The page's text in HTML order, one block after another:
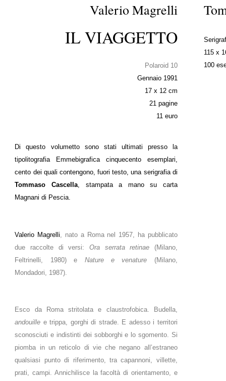
Valerio Magrelli
IL VIAGGETTO
Polaroid 10
Gennaio 1991
17 x 12 cm
21 pagine
11 euro
Di questo volumetto sono stati ultimati presso la
tipolitografia Emmebigrafica cinquecento esemplari,
cento dei quali contengono, fuori testo, una serigrafia di
Tommaso Cascella, stampata a mano su carta
Magnani di Pescia.
Valerio Magrelli , nato a Roma nel 1957, ha pubblicato
due raccolte di versi: Ora serrata retinae (Milano,
Feltrinelli, 1980) e Nature e venature (Milano,
Mondadori, 1987).
Esco da Roma stritolata e claustrofobica. Budella,
andouille e trippa, gorghi di strade. E adesso i territori
sconosciuti e indistinti dei sobborghi e lo sgomento. Si
piomba in un reticolo di vie che negano all’estraneo
qualsiasi punto di riferimento, tra capannoni, villette,
prati, campi. Annichilisce la facoltà di orientamento, e
115 x
100